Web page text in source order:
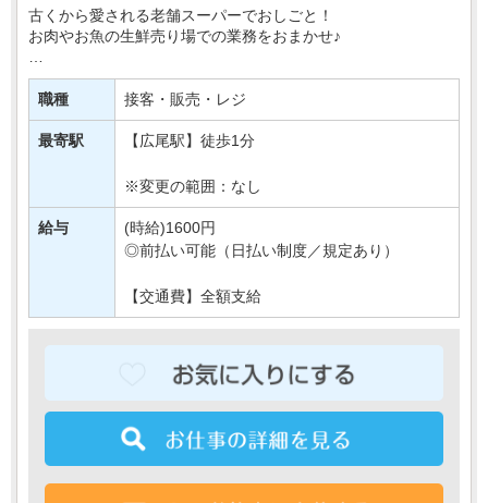
古くから愛される老舗スーパーでおしごと！
お肉やお魚の生鮮売り場での業務をおまかせ♪
・‥…━━━━━━☆
あなたには、
対面での販売や品出しなどの業務をご担当いただきます＊
職種 接客・販売・レジ
最寄駅 【広尾駅】徒歩1分
※変更の範囲：なし
給与
(時給)1600円
◎前払い可能（日払い制度／規定あり）
【交通費】全額支給